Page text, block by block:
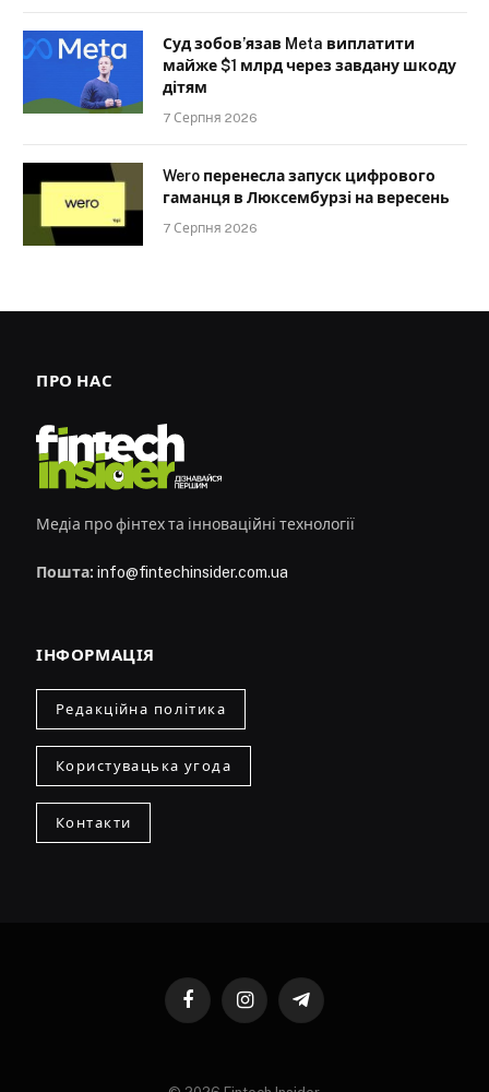
Суд зобов’язав Meta виплатити
майже $1 млрд через завдану шкоду
дітям
7 Серпня 2026
Wero перенесла запуск цифрового
гаманця в Люксембурзі на вересень
7 Серпня 2026
ПРО НАС
Медіа про фінтех та інноваційні технології
Пошта: info@fintechinsider.com.ua
ІНФОРМАЦІЯ
Редакційна політика
Користувацька угода
Контакти
FacebookInstagramTelegram